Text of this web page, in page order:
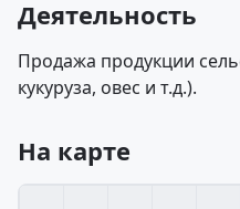
Деятельность
Продажа продукции
кукуруза, овес и т.д.).
На карте